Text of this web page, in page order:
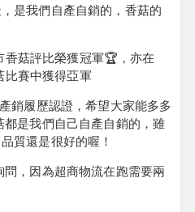
是我們自產自銷的，香菇的
香菇評比榮獲冠軍🏆，亦在
比賽中獲得亞軍
銷履歷認證，希望大家能多多
是我們自己自產自銷的，雖
質還是很好的喔！
，因為超商物流在跑需要兩